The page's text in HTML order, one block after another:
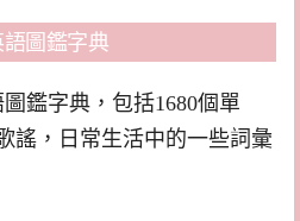
圖鑑字典
鑑字典，包括1680個單
謠，日常生活中的一些詞彙